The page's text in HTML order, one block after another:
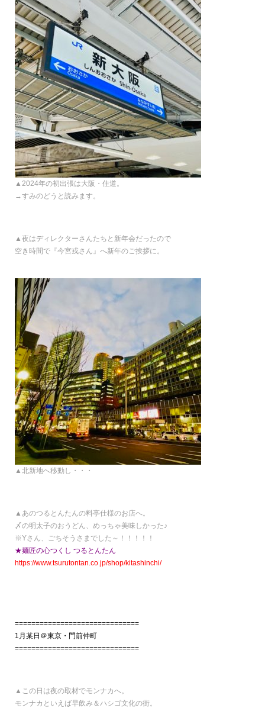
▲2024年の初出張は大阪・住道。
→すみのどうと読みます。
▲夜はディレクターさんたちと新年会だったので
空き時間で『今宮戎さん』へ新年のご挨拶に。
▲北新地へ移動し・・・
▲あのつるとんたんの料亭仕様のお店へ。
〆の明太子のおうどん、めっちゃ美味しかった♪
※Yさん、ごちそうさまでした～！！！！！
★麺匠の心つくし つるとんたん
https://www.tsurutontan.co.jp/shop/kitashinchi/
==============================
1月某日＠東京・門前仲町
==============================
▲この日は夜の取材でモンナカへ。
モンナカといえば早飲み＆ハシゴ文化の街。